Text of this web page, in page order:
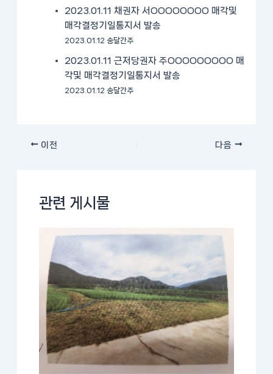
2023.01.11 채권자 서OOOOOOOO 매각및
매각결정기일통지서 발송
2023.01.12 송달간주
2023.01.11 근저당권자 주OOOOOOOOO 매
각및 매각결정기일통지서 발송
2023.01.12 송달간주
이전 다음
관련 게시물